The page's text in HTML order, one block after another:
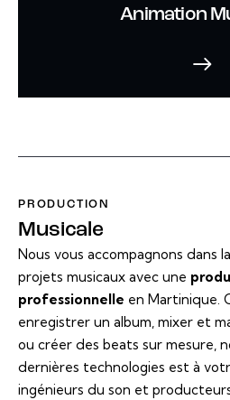
Animation
PRODUCTION
Musicale
Nous vous accompagnons dans
projets musicaux avec une
professionnelle en Martinique.
enregistrer un album, mixer et
ou créer des beats sur mesure,
dernières technologies est à
ingénieurs du son et